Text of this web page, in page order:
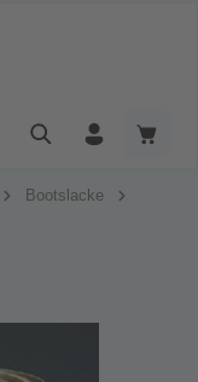
Bootslacke